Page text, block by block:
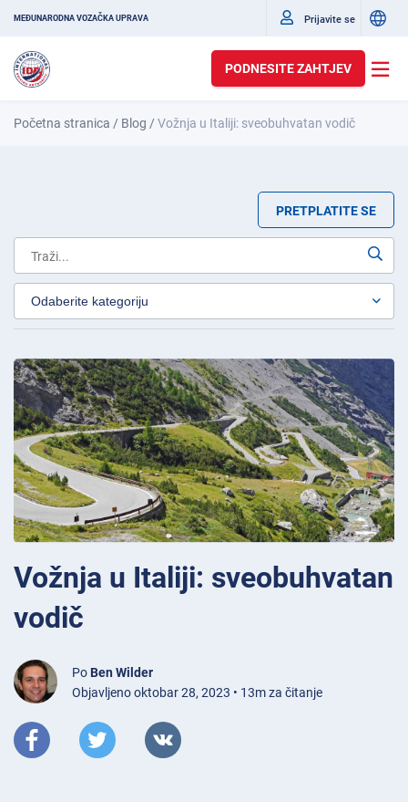
MEĐUNARODNA VOZAČKA UPRAVA Prijavite se
PODNESITE ZAHTJEV
Početna stranica / Blog /Vožnja u Italiji: sveobuhvatan vodič
PRETPLATITE SE
Vožnja u Italiji: sveobuhvatan
vodič
Po Ben Wilder
Objavljeno oktobar 28, 2023 • 13m za čitanje